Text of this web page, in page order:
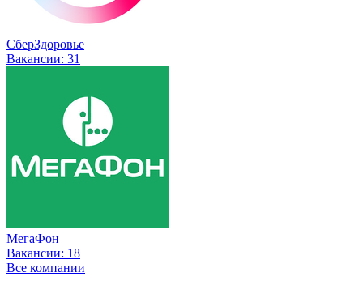
СберЗдоровье
Вакансии: 31
МегаФон
Вакансии: 18
Все компании